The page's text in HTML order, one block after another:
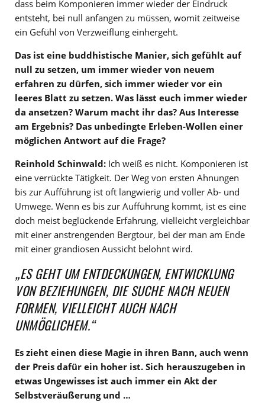
dass beim Komponieren immer wieder der Eindruck
entsteht, bei null anfangen zu müssen, womit zeitweise
ein Gefühl von Verzweiflung einhergeht.
Das ist eine buddhistische Manier, sich gefühlt auf
null zu setzen, um immer wieder von neuem
erfahren zu dürfen, sich immer wieder vor ein
leeres Blatt zu setzen. Was lässt euch immer wieder
da ansetzen? Warum macht ihr das? Aus Interesse
am Ergebnis? Das unbedingte Erleben-Wollen einer
möglichen Antwort auf die Frage?
Reinhold Schinwald: Ich weiß es nicht. Komponieren ist
eine verrückte Tätigkeit. Der Weg von ersten Ahnungen
bis zur Aufführung ist oft langwierig und voller Ab- und
Umwege. Wenn es bis zur Aufführung kommt, ist es eine
doch meist beglückende Erfahrung, vielleicht vergleichbar
mit einer anstrengenden Bergtour, bei der man am Ende
mit einer grandiosen Aussicht belohnt wird.
„ES GEHT UM ENTDECKUNGEN, ENTWICKLUNG
VON BEZIEHUNGEN, DIE SUCHE NACH NEUEN
FORMEN, VIELLEICHT AUCH NACH
UNMÖGLICHEM.“
Es zieht einen diese Magie in ihren Bann, auch wenn
der Preis dafür ein hoher ist. Sich herauszugeben in
etwas Ungewisses ist auch immer ein Akt der
Selbstveräußerung und …